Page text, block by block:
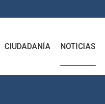
CIUDADANÍA NOTICIAS